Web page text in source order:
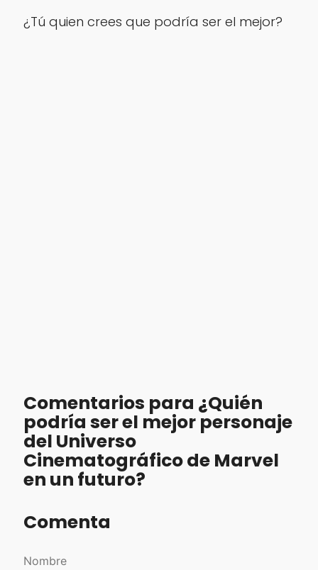
¿Tú quien crees que podría ser el mejor?
Comentarios para ¿Quién
podría ser el mejor personaje
del Universo
Cinematográfico de Marvel
en un futuro?
Comenta